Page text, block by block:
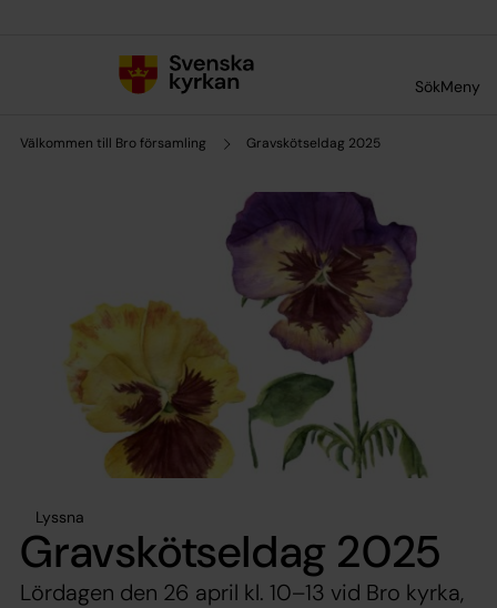
SökMeny
Välkommen till Bro församling Gravskötseldag 2025
Lyssna
Gravskötseldag 2025
Lördagen den 26 april kl. 10–13 vid Bro kyrka,